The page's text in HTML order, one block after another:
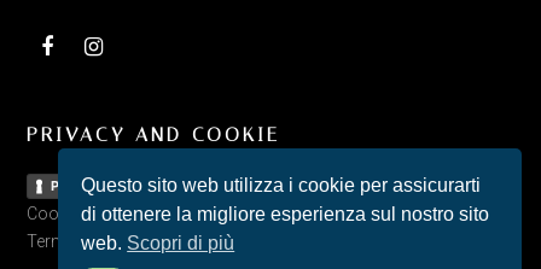
FacebookInstagram
PRIVACY AND COOKIE
Privacy Policy
Cookie Policy
Termini e Condizioni
Questo sito web utilizza i cookie per assicurarti
di ottenere la migliore esperienza sul nostro sito
web. Scopri di più